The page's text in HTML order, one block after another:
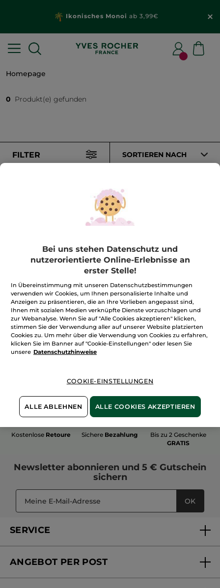
Ikonisches Monoi ab 3,99€
Homepage
0 Produkt(e) gefunden
FILTER SORTIEREN NACH
sindpflanzlich
unsere Felder
biologisch
Mehr entdecken
Kostenlose Retoure Sichere Bezahlung
Bis zu 2 Geschenke
GRATIS
Newsletter abonnieren und 5 € Gutschein
sichern
OK
SERVICE
Mein Konto
ANGEBOT PER POST
Bei uns stehen Datenschutz und
nutzerorientierte Online-Erlebnisse an
erster Stelle!
In Übereinstimmung mit unseren Datenschutzbestimmungen
verwenden wir Cookies, um Ihnen personalisierte Inhalte und
Anzeigen zu präsentieren, die an Ihre Vorlieben angepasst sind,
Ihnen mit sozialen Medien verknüpfte Dienste vorzuschlagen und
zur Webanalyse. Wenn Sie auf "Alle Cookies akzeptieren" klicken,
stimmen Sie der Verwendung aller auf unserer Website platzierten
Cookies zu. Um mehr über die Verwendung von Cookies zu erfahren,
klicken Sie im Banner auf "Cookie-Einstellungen" oder lesen Sie
unsere Datenschutzhinweise
COOKIE-EINSTELLUNGEN
ALLE ABLEHNEN ALLE COOKIES AKZEPTIEREN